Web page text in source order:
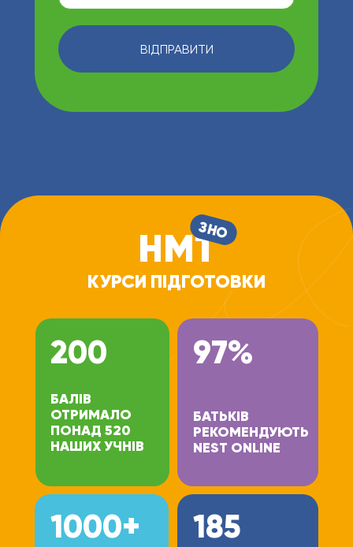
ВІДПРАВИТИ
КУРСИ ПІДГОТОВКИ
НМТ
БАЛІВ
ОТРИМАЛО
ПОНАД 520
НАШИХ УЧНІВ
ЗНО
200
БАТЬКІВ
РЕКОМЕНДУЮТЬ
NEST ONLINE
97%
1000+ 185